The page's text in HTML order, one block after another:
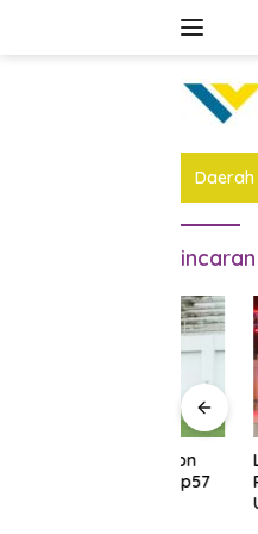
Daerah
incaran
Logo
Usung